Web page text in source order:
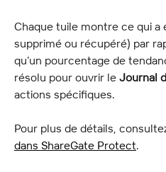
Chaque tuile montre ce qui a
supprimé ou récupéré) par
qu’un pourcentage de
résolu pour ouvrir le Journal
actions spécifiques.
Pour plus de détails,
dans ShareGate Protect.